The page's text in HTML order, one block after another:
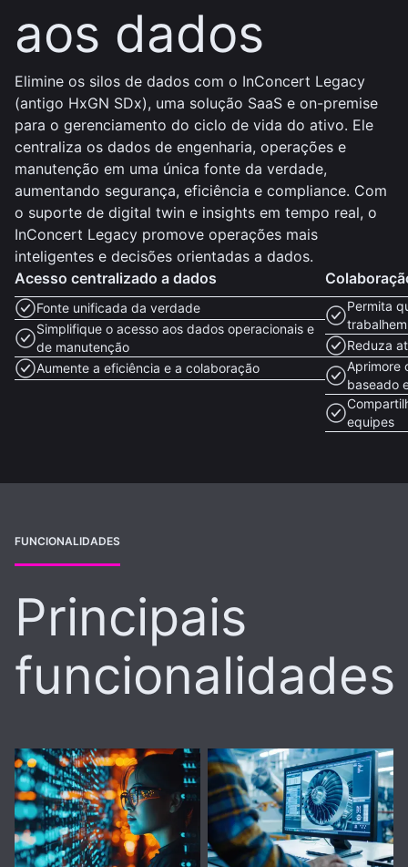
aos dados
Elimine os silos de dados com o InConcert Legacy
(antigo HxGN SDx), uma solução SaaS e on-premise
para o gerenciamento do ciclo de vida do ativo. Ele
centraliza os dados de engenharia, operações e
manutenção em uma única fonte da verdade,
aumentando segurança, eficiência e compliance. Com
o suporte de digital twin e insights em tempo real, o
InConcert Legacy promove operações mais
inteligentes e decisões orientadas a dados.
Acesso centralizado a dados
Fonte unificada da verdade
Simplifique o acesso aos dados operacionais e
de manutenção
Aumente a eficiência e a colaboração
Permita
Reduza
Aprimore
baseado
equipes
FUNCIONALIDADES
Principais
funcionalidades